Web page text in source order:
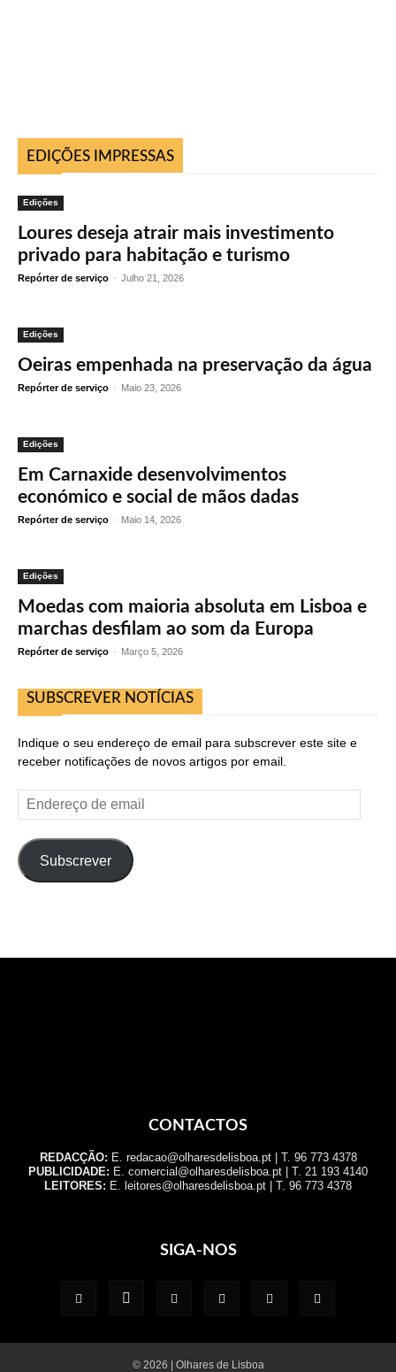
EDIÇÕES IMPRESSAS
Edições
Loures deseja atrair mais investimento
privado para habitação e turismo
Repórter de serviço - Julho 21, 2026
Edições
Oeiras empenhada na preservação da água
Repórter de serviço - Maio 23, 2026
Edições
Em Carnaxide desenvolvimentos
económico e social de mãos dadas
Repórter de serviço - Maio 14, 2026
Edições
Moedas com maioria absoluta em Lisboa e
marchas desfilam ao som da Europa
Repórter de serviço - Março 5, 2026
SUBSCREVER NOTÍCIAS
Indique o seu endereço de email para subscrever este site e
receber notificações de novos artigos por email.
Endereço
de
Subscrever
CONTACTOS
REDACÇÃO: E. redacao@olharesdelisboa.pt | T. 96 773 4378
PUBLICIDADE: E. comercial@olharesdelisboa.pt | T. 21 193 4140
LEITORES: E. leitores@olharesdelisboa.pt | T. 96 773 4378
SIGA-NOS
© 2026 | Olhares de Lisboa